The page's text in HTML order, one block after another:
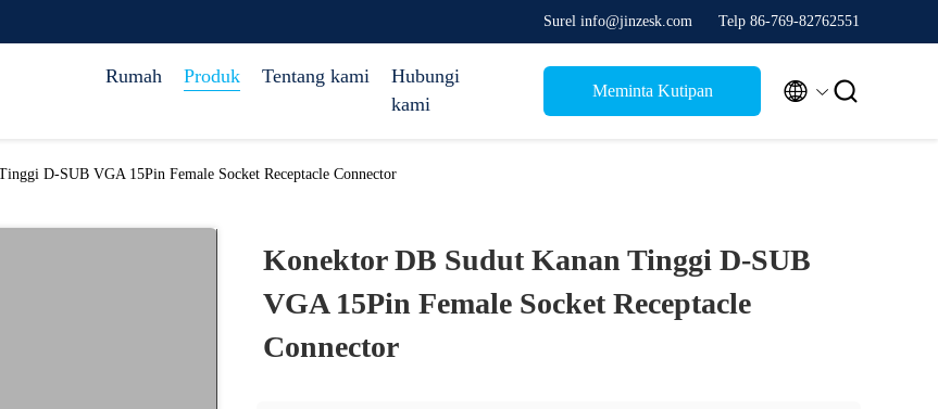
Surel info@jinzesk.com Telp 86-769-82762551
Rumah Produk Tentang kami
Hubungi
kami
Meminta Kutipan  
D-SUB VGA 15Pin Female Socket Receptacle Connector
Konektor DB Sudut Kanan Tinggi D-SUB
VGA 15Pin Female Socket Receptacle
Connector